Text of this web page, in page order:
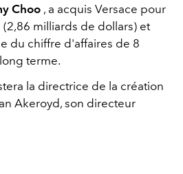
Choo , a acquis Versace pour
(2,86 milliards de dollars) et
du chiffre d'affaires de 8
terme.
la directrice de la création
Akeroyd, son directeur